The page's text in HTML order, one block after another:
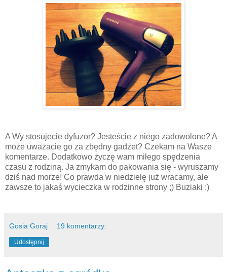
A Wy stosujecie dyfuzor? Jesteście z niego zadowolone? A
może uważacie go za zbędny gadżet? Czekam na Wasze
komentarze. Dodatkowo życzę wam miłego spędzenia
czasu z rodziną. Ja zmykam do pakowania się - wyruszamy
dziś nad morze! Co prawda w niedzielę już wracamy, ale
zawsze to jakaś wycieczka w rodzinne strony ;) Buziaki :)
Gosia Goraj 19 komentarzy:
Udostępnij